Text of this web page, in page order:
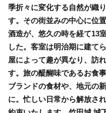
季折々に変化する自然が織
す。その街並みの中心に位
酒造が、悠久の時を経て13
した。客室は明治期に建て
屋によって趣が異なり、訪
す。旅の醍醐味であるお食
ブランドの食材や、地元の
に。忙しい日常から解放さ